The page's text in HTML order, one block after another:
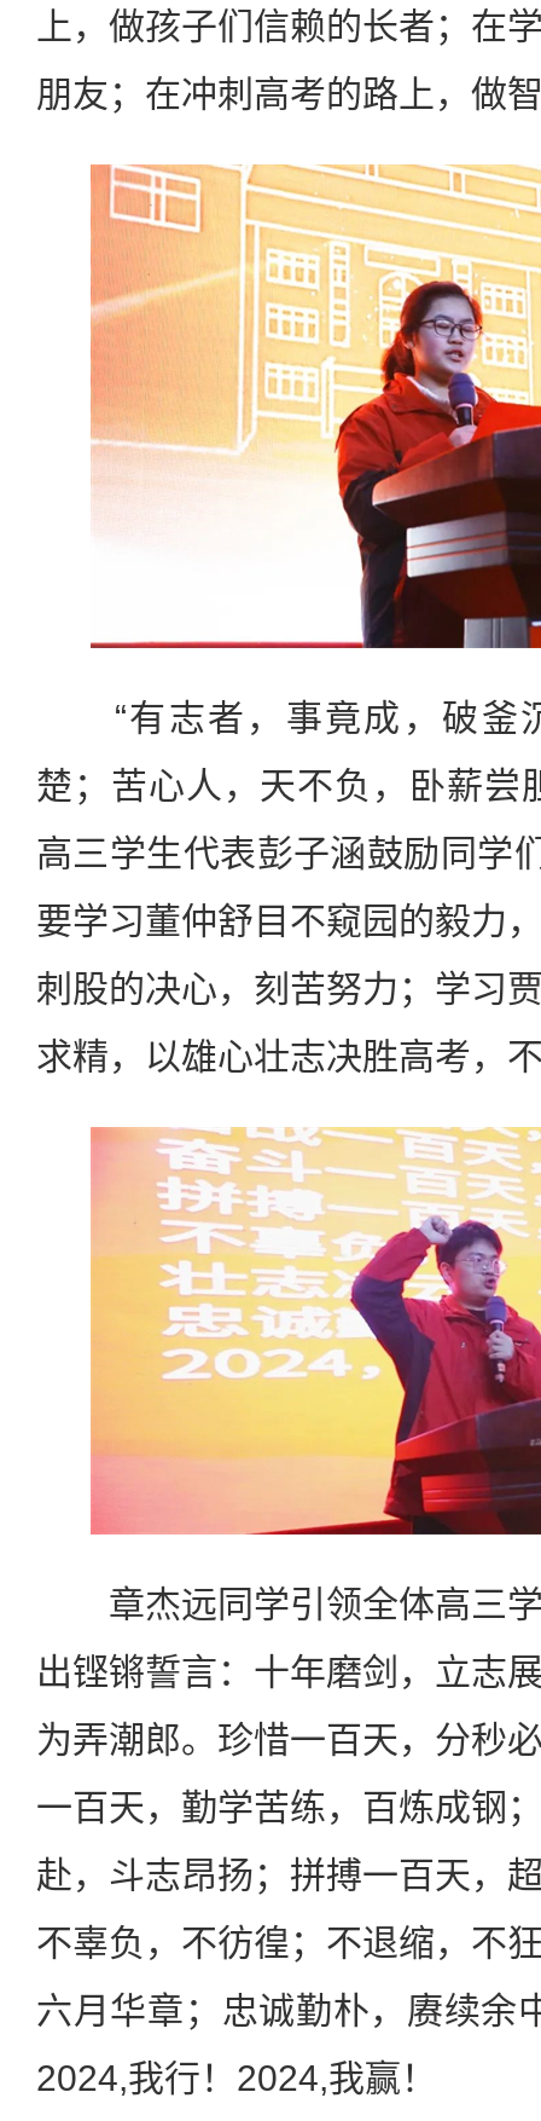
上，做孩子们信赖的长者；在
朋友；在冲刺高考的路上，做
“有志者，事竟成，破釜
楚；苦心人，天不负，卧薪尝
高三学生代表彭子涵鼓励同学
要学习董仲舒目不窥园的毅力
刺股的决心，刻苦努力；学习
求精，以雄心壮志决胜高考，
章杰远同学引领全体高三学
出铿锵誓言：十年磨剑，立志
为弄潮郎。珍惜一百天，分秒
一百天，勤学苦练，百炼成钢
赴，斗志昂扬；拼搏一百天，
不辜负，不彷徨；不退缩，不
六月华章；忠诚勤朴，赓续余
2024,我行！2024,我赢！